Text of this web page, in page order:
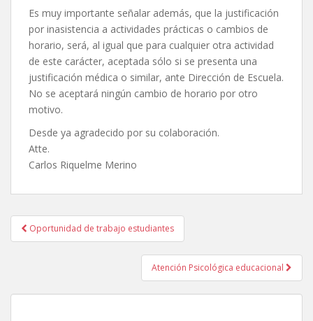
Es muy importante señalar además, que la justificación
por inasistencia a actividades prácticas o cambios de
horario, será, al igual que para cualquier otra actividad
de este carácter, aceptada sólo si se presenta una
justificación médica o similar, ante Dirección de Escuela.
No se aceptará ningún cambio de horario por otro
motivo.
Desde ya agradecido por su colaboración.
Atte.
Carlos Riquelme Merino
Navegación
de
Oportunidad de trabajo estudiantes
Atención Psicológica educacional